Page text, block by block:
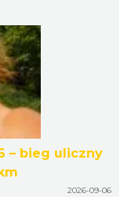
– bieg uliczny
2026-09-06